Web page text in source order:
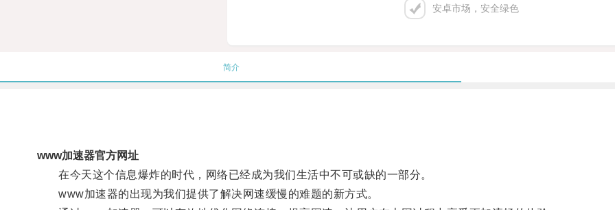
安卓市场，安全绿色
简介
www加速器官方网址
在今天这个信息爆炸的时代，网络已经成为我们生活中不可或缺的一部分。
www加速器的出现为我们提供了解决网速缓慢的难题的新方式。